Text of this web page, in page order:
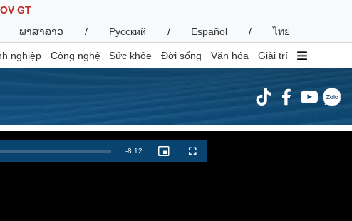
GT
ພາສາລາວ / Русский / Español / ไทย
nghiệp Công nghệ Sức khỏe Đời sống Văn hóa Giải trí
Kinh tế
Thị trường
Remaining
-8:12
Picture-
in-
Fullscreen